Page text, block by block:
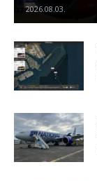
2026.08.03.